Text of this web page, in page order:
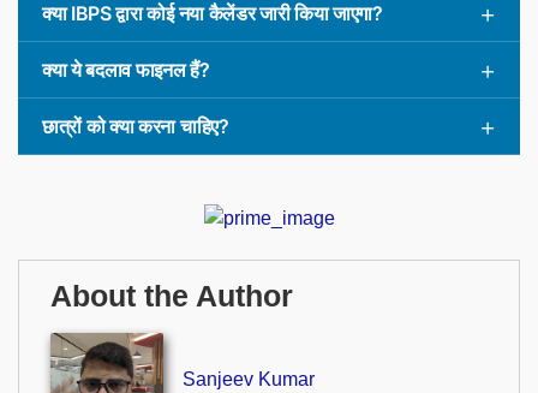
क्या IBPS द्वारा कोई नया कैलेंडर जारी किया जाएगा?
क्या ये बदलाव फाइनल हैं?
छात्रों को क्या करना चाहिए?
About the Author
Sanjeev Kumar